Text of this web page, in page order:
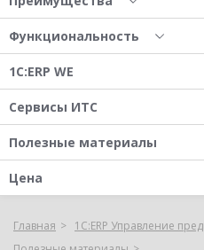
Функциональность
1С:ERP WE
Сервисы ИТС
Полезные материалы
Цена
Главная
1С:ERP Управление